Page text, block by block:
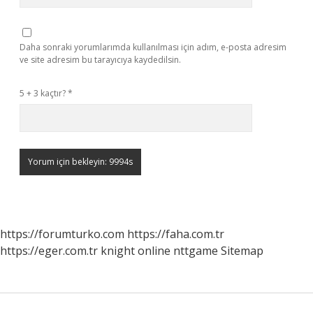
Daha sonraki yorumlarımda kullanılması için adım, e-posta adresim
ve site adresim bu tarayıcıya kaydedilsin.
5 + 3 kaçtır?*
https://forumturko.com https://faha.com.tr
https://eger.com.tr knight online nttgame Sitemap